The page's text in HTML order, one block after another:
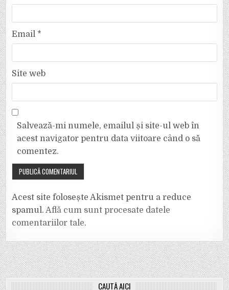
Email *
Site web
Salvează-mi numele, emailul și site-ul web în
acest navigator pentru data viitoare când o să
comentez.
Acest site folosește Akismet pentru a reduce
spamul. Află cum sunt procesate datele
comentariilor tale.
CAUTĂ AICI